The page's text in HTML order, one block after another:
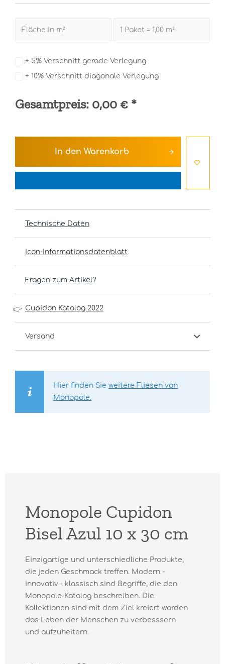
+ 5% Verschnitt gerade Verlegung
+ 10% Verschnitt diagonale Verlegung
Gesamtpreis: 0,00 € *
In den Warenkorb
Technische Daten
Icon-Informationsdatenblatt
Fragen zum Artikel?
👉 Cupidon Katalog 2022
Versand
Hier finden Sieweitere Fliesen von
Monopole.
Monopole Cupidon
Bisel Azul 10 x 30 cm
Einzigartige und unterschiedliche Produkte,
die jeden Geschmack treffen. Modern -
innovativ - klassisch sind Begriffe, die den
Monopole-Katalog beschreiben. DIe
Kollektionen sind mit dem Ziel kreiert worden
das Leben der Menschen zu verbesssern
und aufzuheitern.